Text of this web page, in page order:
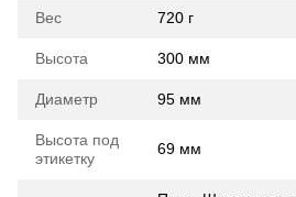
Вес 720 г
Высота 300 мм
Диаметр 95 мм
Высота под
этикетку
69 мм